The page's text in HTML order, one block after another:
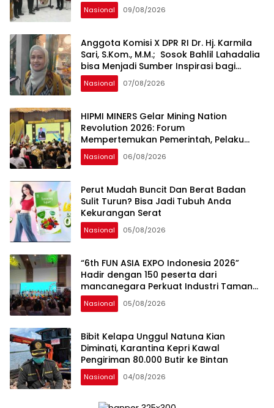
Nasional 09/08/2026
Anggota Komisi X DPR RI Dr. Hj. Karmila
Sari, S.Kom., M.M.; Sosok Bahlil Lahadalia
bisa Menjadi Sumber Inspirasi bagi
Generasi Muda, Pelaku Usaha,
Pemerintah, maupun Pemangku
sama Memberikan Kontribusi bagi
Pembangunan Nasional.
Nasional 07/08/2026
HIPMI MINERS Gelar Mining Nation
Revolution 2026: Forum
Mempertemukan Pemerintah, Pelaku
Industri, Investor, Akademisi, dan
Pengusaha dalam Mendukung
Nasional 06/08/2026
Perut Mudah Buncit Dan Berat Badan
Sulit Turun? Bisa Jadi Tubuh Anda
Kekurangan Serat
Nasional 05/08/2026
“6th FUN ASIA EXPO Indonesia 2026”
Hadir dengan 150 peserta dari
mancanegara Perkuat Industri Taman
Rekreasi dan Ekosistem Pariwisata di
Tanah Air
Nasional 05/08/2026
Bibit Kelapa Unggul Natuna Kian
Diminati, Karantina Kepri Kawal
Pengiriman 80.000 Butir ke Bintan
Nasional 04/08/2026